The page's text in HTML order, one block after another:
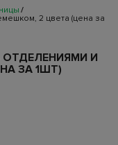
2 цвета (цена за
ОТДЕЛЕНИЯМИ И
ЗА 1ШТ)